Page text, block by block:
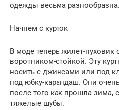
одежды весьма разнообразна.
Начнем с курток
В моде теперь жилет-пуховик
воротником-стойкой. Эту
носить с джинсами или под
под юбку-карандаш. Они
после того как прошла зима,
тяжелые шубы.